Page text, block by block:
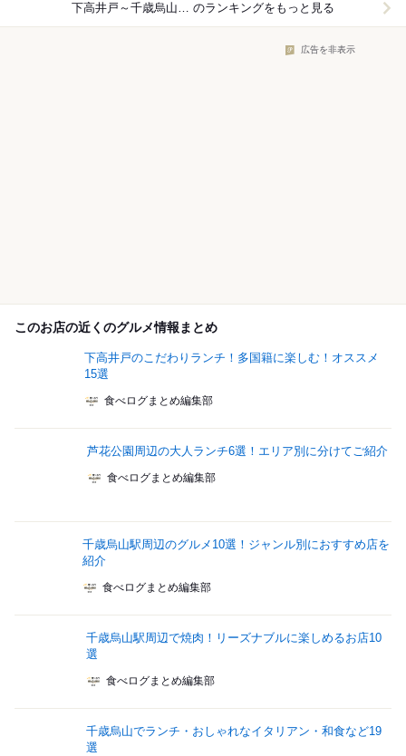
下高井戸～千歳烏山×ラーメン のランキングをもっと見る
広告を非表示
このお店の近くのグルメ情報まとめ
下高井戸のこだわりランチ！多国籍に楽しむ！オススメ
15選
食べログまとめ編集部
芦花公園周辺の大人ランチ6選！エリア別に分けてご紹介
食べログまとめ編集部
千歳烏山駅周辺のグルメ10選！ジャンル別におすすめ店を
紹介
食べログまとめ編集部
千歳烏山駅周辺で焼肉！リーズナブルに楽しめるお店10
選
食べログまとめ編集部
千歳烏山でランチ・おしゃれなイタリアン・和食など19
選